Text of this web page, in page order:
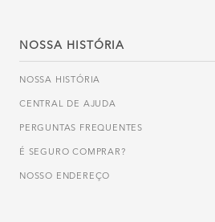
NOSSA HISTÓRIA
NOSSA HISTÓRIA
CENTRAL DE AJUDA
PERGUNTAS FREQUENTES
É SEGURO COMPRAR?
NOSSO ENDEREÇO